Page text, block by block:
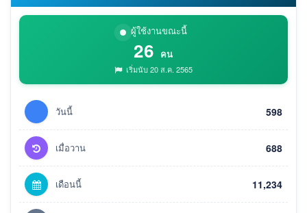
ผู้ใช้งานขณะนี้
26 คน
เริ่มนับ 20 ส.ค. 2565
วันนี้ 598
เมื่อวาน 688
เดือนนี้ 11,234